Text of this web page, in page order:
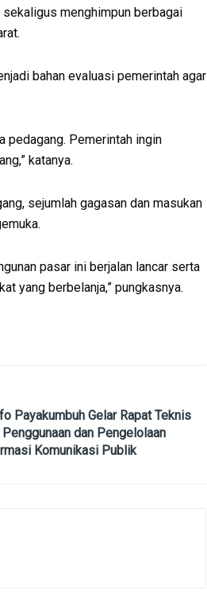
menghimpun berbagai
bahan evaluasi pemerintah agar
pedagang. Pemerintah ingin
katanya.
sejumlah gagasan dan masukan
pasar ini berjalan lancar serta
yang berbelanja,” pungkasnya.
Payakumbuh Gelar Rapat Teknis
dan Pengelolaan
Komunikasi Publik